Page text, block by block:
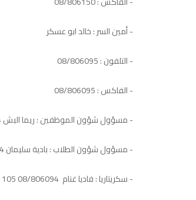
- أمين السر : خالد ابو عسكر
- التلفون : 08/806095
- الفاكس : 08/806095
- مسؤول شؤون الموظفين : ريما البش 08/806094 ext : 120
- مسؤول شؤون الطلاب : بادية سليمان 08/806094 ext : 108 المعلوماتية: ext 122
- سكريتاريا : فاديا غنام 08/806094 ext: 105